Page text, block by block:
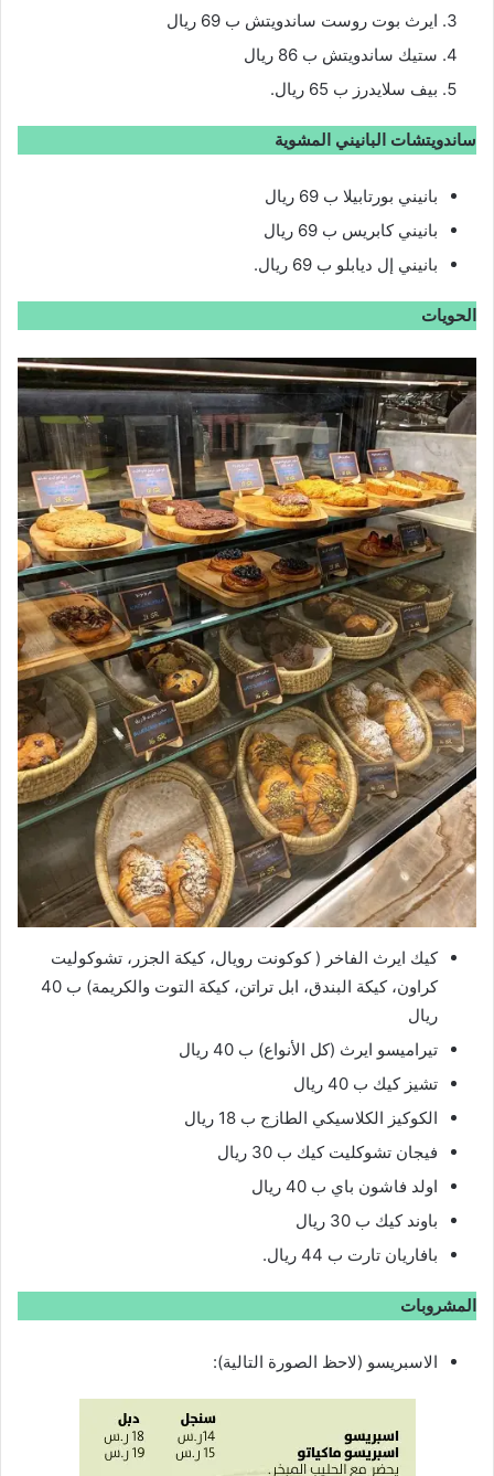
ايرث بوت روست ساندويتش ب 69 ريال
ستيك ساندويتش ب 86 ريال
بيف سلايدرز ب 65 ريال.
ساندويتشات البانيني المشوية
بانيني بورتابيلا ب 69 ريال
بانيني كابريس ب 69 ريال
بانيني إل ديابلو ب 69 ريال.
الحويات
كيك ايرث الفاخر ( كوكونت رويال، كيكة الجزر، تشوكوليت
كراون، كيكة البندق، ابل تراتن، كيكة التوت والكريمة) ب 40
ريال
تيراميسو ايرث (كل الأنواع) ب 40 ريال
تشيز كيك ب 40 ريال
الكوكيز الكلاسيكي الطازج ب 18 ريال
فيجان تشوكليت كيك ب 30 ريال
اولد فاشون باي ب 40 ريال
باوند كيك ب 30 ريال
بافاريان تارت ب 44 ريال.
المشروبات
الاسبريسو (لاحظ الصورة التالية):